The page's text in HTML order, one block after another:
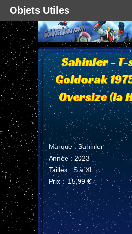
Sahinler -
Goldorak
Oversize (la
Marque : Sahinler
Année : 2023
Tailles : S à XL
Prix : 15,99 €
Objets Utiles